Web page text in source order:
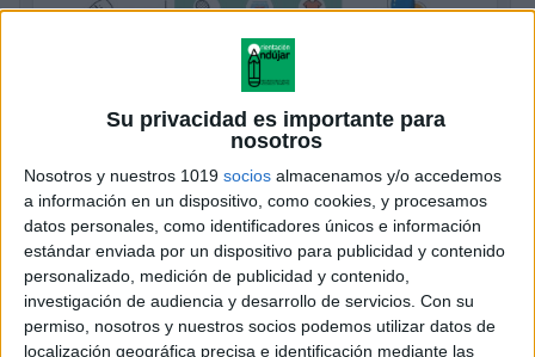
Su privacidad es importante para
nosotros
Nosotros y nuestros 1019 socios almacenamos y/o accedemos
a información en un dispositivo, como cookies, y procesamos
datos personales, como identificadores únicos e información
estándar enviada por un dispositivo para publicidad y contenido
personalizado, medición de publicidad y contenido,
investigación de audiencia y desarrollo de servicios. Con su
permiso, nosotros y nuestros socios podemos utilizar datos de
localización geográfica precisa e identificación mediante las
INTRUSO RIMAS! ACTIVIDAD MOLONA
PARA TRABAJAR LAS HABILIDADES
PRE-LECTORAS